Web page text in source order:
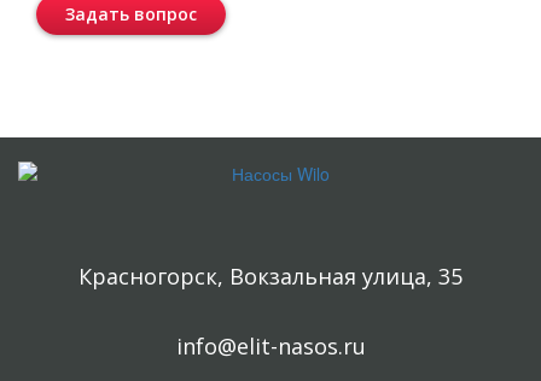
Задать вопрос
Красногорск, Вокзальная улица, 35
info@elit-nasos.ru